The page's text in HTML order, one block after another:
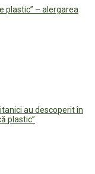
plastic” – alergarea
au descoperit în
plastic”